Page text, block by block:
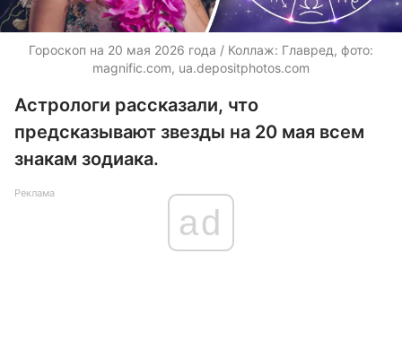
Гороскоп на 20 мая 2026 года / Коллаж: Главред, фото:
magnific.com, ua.depositphotos.com
Астрологи рассказали, что
предсказывают звезды на 20 мая всем
знакам зодиака.
Реклама
ad